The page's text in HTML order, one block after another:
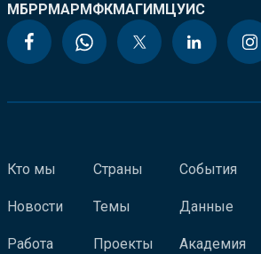
МБРРМАРМФКМАГИМЦУИС
Кто мы
Новости
Работа
Страны
Темы
Проекты
События
Данные
Академия